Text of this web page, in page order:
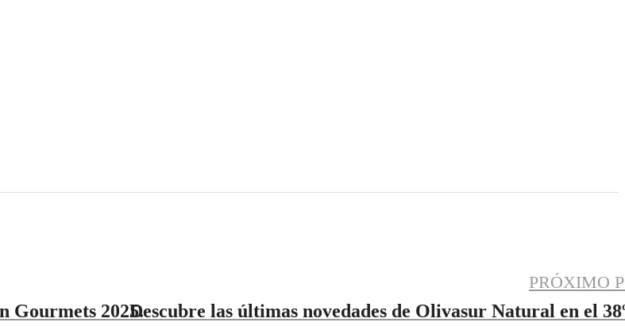
Gourmets 2025.
PRÓXIMO